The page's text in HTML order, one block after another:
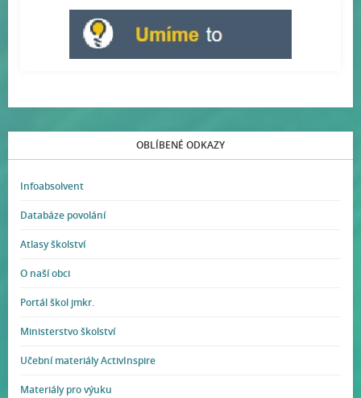
OBLÍBENÉ ODKAZY
Infoabsolvent
Databáze povolání
Atlasy školství
O naší obci
Portál škol jmkr.
Ministerstvo školství
Učební materiály ActivInspire
Materiály pro výuku